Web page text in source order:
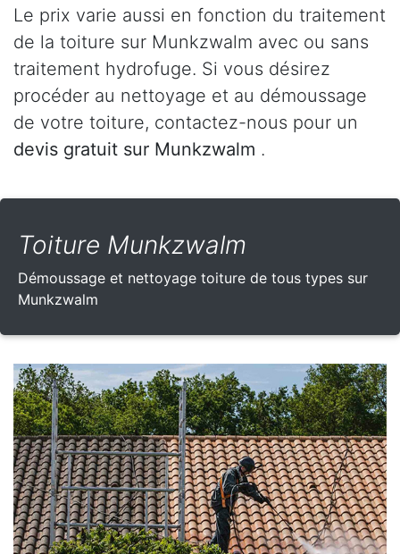
Le prix varie aussi en fonction du traitement
de la toiture sur Munkzwalm avec ou sans
traitement hydrofuge. Si vous désirez
procéder au nettoyage et au démoussage
de votre toiture, contactez-nous pour un
devis gratuit sur Munkzwalm .
Toiture Munkzwalm
Démoussage et nettoyage toiture de tous types sur
Munkzwalm